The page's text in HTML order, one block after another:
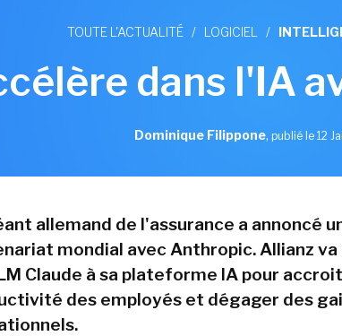
TOUTE L'ACTUALITÉ / LOGICIEL /
dans l'IA
Dominique Filippone, publié le 12
allemand de l'assurance a annoncé
mondial avec Anthropic. Allianz
Claude à sa plateforme IA pour
des employés et dégager des